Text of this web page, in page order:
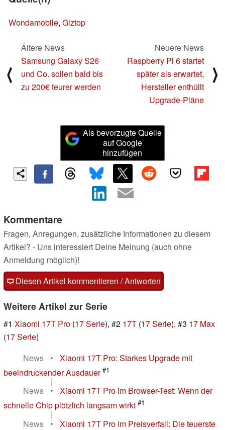
Wondamobile, Giztop
⟨
Ältere News
Samsung Galaxy S26
und Co. sollen bald bis
zu 200€ teurer werden
Neuere News
Raspberry Pi 6 startet
später als erwartet,
Hersteller enthüllt
Upgrade-Pläne
⟩
Als bevorzugte Quelle
auf Google
hinzufügen
Kommentare
Fragen, Anregungen, zusätzliche Informationen zu diesem
Artikel? - Uns interessiert Deine Meinung (auch ohne
Anmeldung möglich)!
Diesen Artikel kommentieren / Antworten
Weitere Artikel zur Serie
#1 Xiaomi 17T Pro (17 Serie), #2 17T (17 Serie), #3 17 Max
(17 Serie)
News
•
Xiaomi 17T Pro: Starkes Upgrade mit
beeindruckender Ausdauer #1
|
News
•
Xiaomi 17T Pro im Browser-Test: Wenn der
schnelle Chip plötzlich langsam wirkt #1
|
News
•
Xiaomi 17T Pro im Preisverfall: Die teuerste